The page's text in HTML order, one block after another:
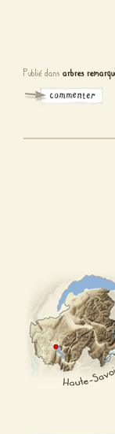
Publié dans arbres